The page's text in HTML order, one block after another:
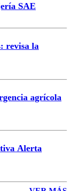
SAE
revisa la
agrícola
Alerta